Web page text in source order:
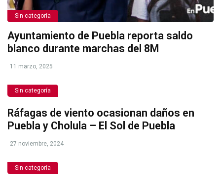
Sin categoría
Ayuntamiento de Puebla reporta saldo
blanco durante marchas del 8M
11 marzo, 2025
Sin categoría
Ráfagas de viento ocasionan daños en
Puebla y Cholula – El Sol de Puebla
27 noviembre, 2024
Sin categoría